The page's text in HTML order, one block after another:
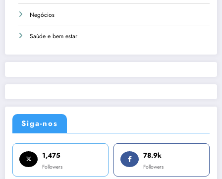
Negócios
Saúde e bem estar
Siga-nos
1,475
Followers
78.9k
Followers